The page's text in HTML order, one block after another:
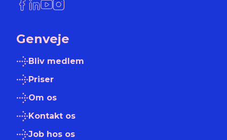
Link til Facebook
Link til LinkedIn
Link til YouTube
Link til Instagram
Genveje
Bliv medlem
Priser
Om os
Kontakt os
Job hos os